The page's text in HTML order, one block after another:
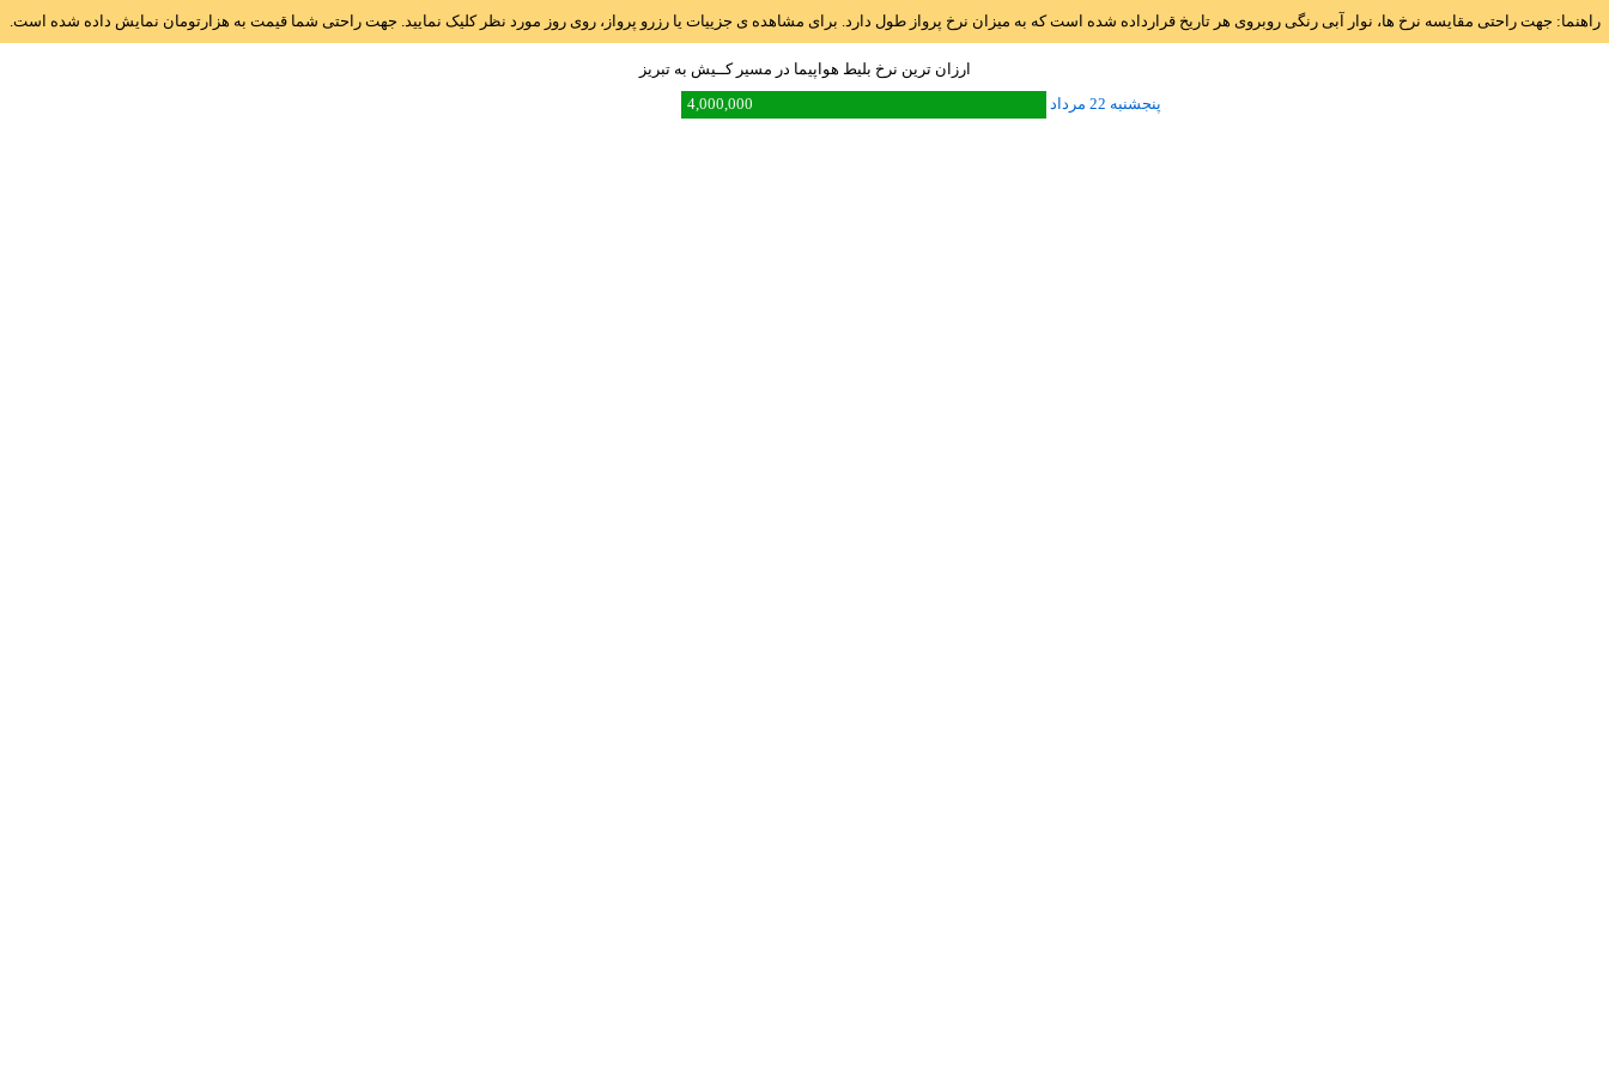
راهنما: جهت راحتی مقایسه نرخ ها، نوار آبی رنگی روبروی هر تاریخ قرارداده شده است که به میزان نرخ پرواز طول دارد. برای مشاهده ی جزییات یا رزرو پرواز، روی روز مورد نظر کلیک نمایید. جهت راحتی شما قیمت به هزارتومان نمایش داده شده است.
ارزان ترین نرخ بلیط هواپیما در مسیر کــيش به تبريز
پنجشنبه 22 مرداد
4,000,000